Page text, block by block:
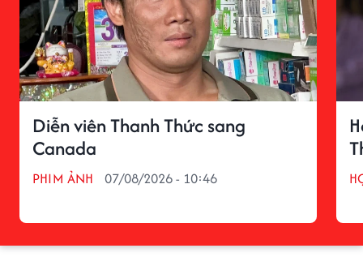
Diễn viên Thanh Thức sang
Canada
PHIM ẢNH 07/08/2026 - 10:46